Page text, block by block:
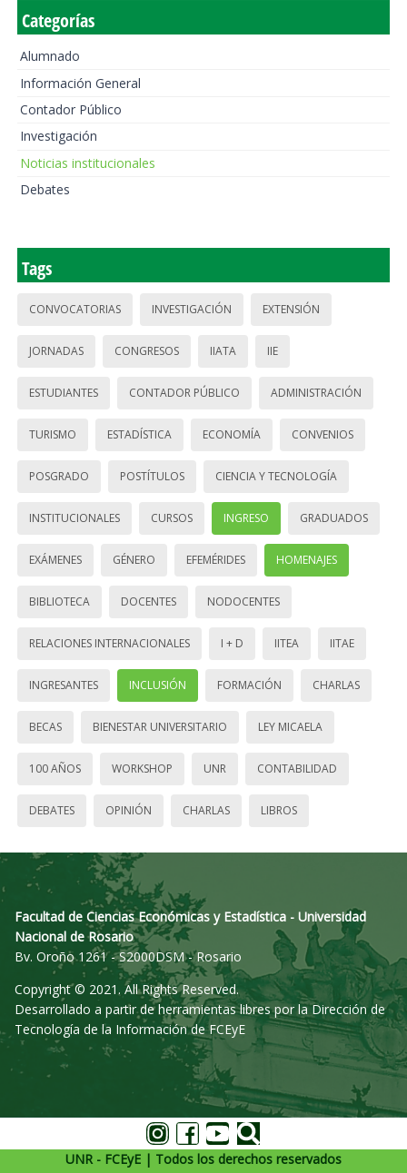
Categorías
Alumnado
Información General
Contador Público
Investigación
Noticias institucionales
Debates
Tags
CONVOCATORIAS INVESTIGACIÓN EXTENSIÓN
JORNADAS CONGRESOS IIATA IIE
ESTUDIANTES CONTADOR PÚBLICO ADMINISTRACIÓN
TURISMO ESTADÍSTICA ECONOMÍA CONVENIOS
POSGRADO POSTÍTULOS CIENCIA Y TECNOLOGÍA
INSTITUCIONALES CURSOS INGRESO GRADUADOS
EXÁMENES GÉNERO EFEMÉRIDES HOMENAJES
BIBLIOTECA DOCENTES NODOCENTES
RELACIONES INTERNACIONALES I + D IITEA IITAE
INGRESANTES INCLUSIÓN FORMACIÓN CHARLAS
BECAS BIENESTAR UNIVERSITARIO LEY MICAELA
100 AÑOS WORKSHOP UNR CONTABILIDAD
DEBATES OPINIÓN CHARLAS LIBROS
Facultad de Ciencias Económicas y Estadística - Universidad
Nacional de Rosario
Bv. Oroño 1261 - S2000DSM - Rosario
Copyright © 2021. All Rights Reserved.
Desarrollado a partir de herramientas libres por la Dirección de
Tecnología de la Información de FCEyE
UNR - FCEyE | Todos los derechos reservados